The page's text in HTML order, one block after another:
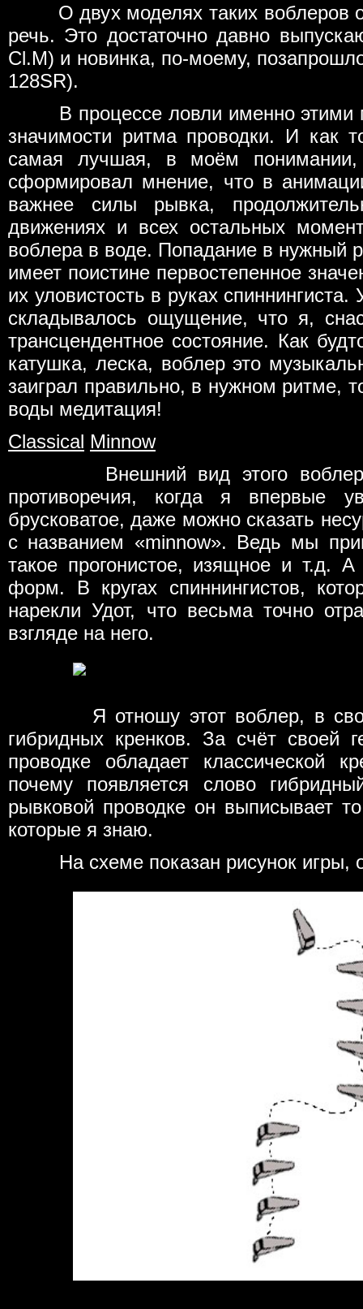
О двух моделях таких воблеров
речь. Это достаточно давно
Cl.M) и новинка, по-моему,
128SR).
В процессе ловли именно этими
значимости ритма проводки. И как
самая лучшая, в моём понимании,
сформировал мнение, что в
важнее силы рывка,
движениях и всех остальных
воблера в воде. Попадание в нужный
имеет поистине первостепенное
их уловистость в руках
складывалось ощущение, что я,
трансцендентное состояние. Как
катушка, леска, воблер это
заиграл правильно, в нужном ритме,
воды медитация!
Classical Minnow
Внешний вид этого воблера
противоречия, когда я впервые
брусковатое, даже можно сказать
с названием «minnow». Ведь мы
такое прогонистое, изящное и т.д.
форм. В кругах спиннингистов,
нарекли Удот, что весьма точно
взгляде на него.
Я отношу этот воблер, в своей
гибридных кренков. За счёт своей
проводке обладает классической
почему появляется слово
рывковой проводке он выписывает
которые я знаю.
На схеме показан рисунок игры, о